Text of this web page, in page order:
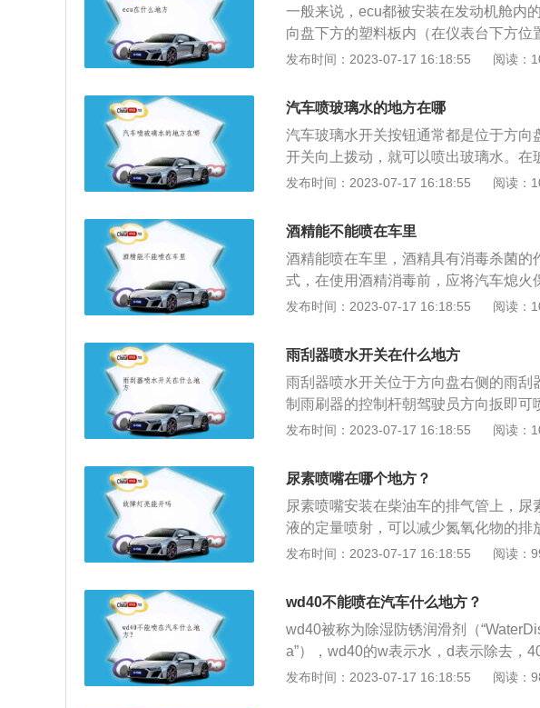
一般来说，ecu都被安装在发动机舱内
向盘下方的塑料板内（在仪表台下方
也有一定的差异。ecu俗称汽车中的行
车可能会出现仪表盘上故障灯乱跳、汽
及时到维修店或者4s店请专业人士进
隐患。ecu对工作环境要求不高，电压
下40度到80度以上，能承受1000hz以
日常使用中基本不需要维护。
发布时间：2023-07-17 16:18:55 阅读：
汽车喷玻璃水的地方在哪
汽车玻璃水开关按钮通常都是位于方
开关向上拨动，就可以喷出玻璃水。
刮洗，直到松开拨杆停止工作。使用雨
的情况下长时间拨动拨杆会导致电机过
器工作，切记不要再继续按压按钮，
如果有，应及时补充玻璃水。打开发
要及时补充至合适位置。如果储液罐玻
可能是电机损坏、蓄电池电压太低等。
发布时间：2023-07-17 16:18:55 阅读：
酒精能不能喷在车里
酒精能喷在车里，酒精具有消毒杀菌
式，在使用酒精消毒前，应将汽车熄
风，避免接触明火，以免引起爆炸。用
下要将车窗打开，尽量喷洒物体表面，
方；3、在车内消毒之后不要在车内吸
达到酒精燃点，出现爆炸、起火情况。
发布时间：2023-07-17 16:18:55 阅读：
雨刮器喷水开关在什么地方
雨刮器喷水开关位于方向盘右侧的雨
制雨刷器的控制杆朝驾驶员方向扳即可
其作用是扫除风窗玻璃上妨碍视线的雨
臂心轴、刮水片总成等组成。雨刮器的
核心，雨刮器电动机的质量要求很高。
发布时间：2023-07-17 16:18:55 阅读：
尿素喷嘴在哪个地方？
尿素喷嘴安装在柴油车的排气管上，
液的定量喷射，可以减少氮氧化物的
泡。同时，建议选择纯水。请不要使用
泵输送来的空气和尿素水溶液AdBlue
与排气均匀混合。
发布时间：2023-07-17 16:18:55 阅读：
wd40不能喷在汽车什么地方？
wd40被称为除湿防锈润滑剂（
a”），wd40的w表示水，d表示除去，
53年开发了wd40的化学工作人员的研
发布时间：2023-07-17 16:18:55 阅读：